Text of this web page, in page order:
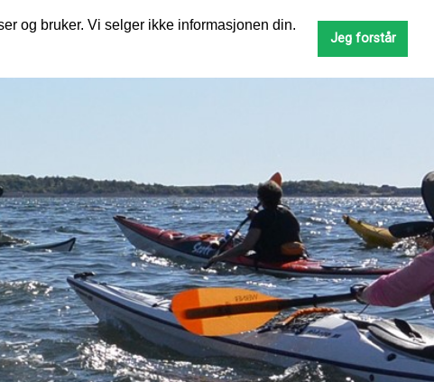
og bruker. Vi selger ikke informasjonen din.
Jeg forstår
SØK